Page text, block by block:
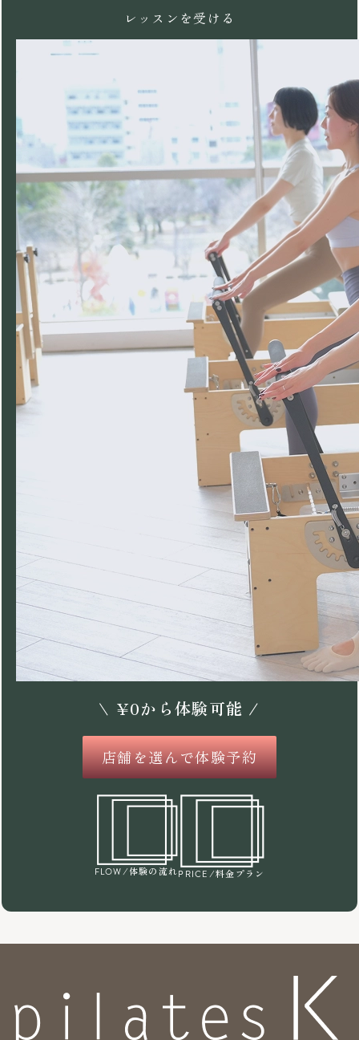
レッスンを受ける
\ ¥0から体験可能 /
店舗を選んで体験予約
FLOW /体験の流れPRICE /料金プラン